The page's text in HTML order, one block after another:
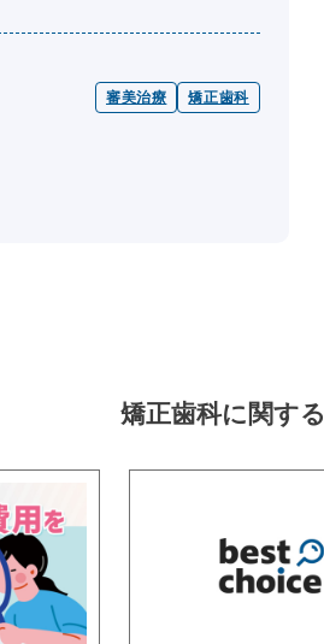
審美治療 矯正歯科
矯正歯科に関する